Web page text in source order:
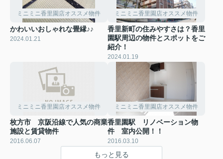
ミニミニ香里園店オススメ物件
かわいいおしゃれな畳縁♪♪
2024.01.21
ミニミニ香里園店オススメ物件
香里新町の住みやすさは？香里
園駅周辺の物件とスポットをご
紹介！
2024.01.19
ミニミニ香里園店オススメ物件
枚方市 京阪沿線で人気の商業
施設と賃貸物件
2016.06.07
ミニミニ香里園店オススメ物件
香里園駅 リノベーション物
件 室内公開！！
2016.03.10
もっと見る